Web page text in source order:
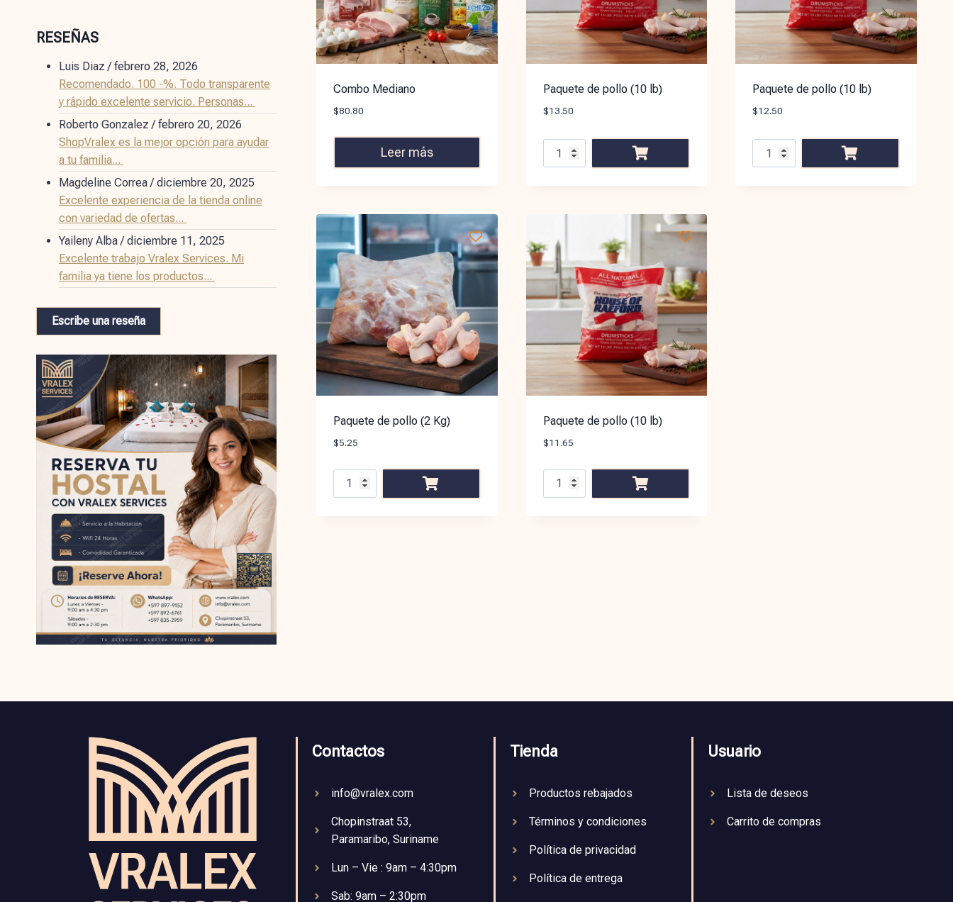
Combo Mediano
$80.80
Leer más
Paquete de pollo (10 lb)
$13.50
Paquete de pollo (10 lb)
$12.50
Paquete de pollo (2 Kg)
$5.25
Paquete de pollo (10 lb)
$11.65
RESEÑAS
Luis Diaz /febrero 28, 2026
Recomendado. 100 -%. Todo transparente
y rápido excelente servicio. Personas...
Roberto Gonzalez /febrero 20, 2026
ShopVralex es la mejor opción para ayudar
a tu familia...
Magdeline Correa/diciembre 20, 2025
Excelente experiencia de la tienda online
con variedad de ofertas...
Yaileny Alba/diciembre 11, 2025
Excelente trabajo Vralex Services. Mi
familia ya tiene los productos...
Escribe una reseña
Contactos
info@vralex.com
Chopinstraat 53,
Paramaribo, Suriname
Lun – Vie : 9am – 4:30pm
Sab: 9am – 2:30pm
Tienda
Productos rebajados
Términos y condiciones
Política de privacidad
Política de entrega
Usuario
Lista de deseos
Carrito de compras